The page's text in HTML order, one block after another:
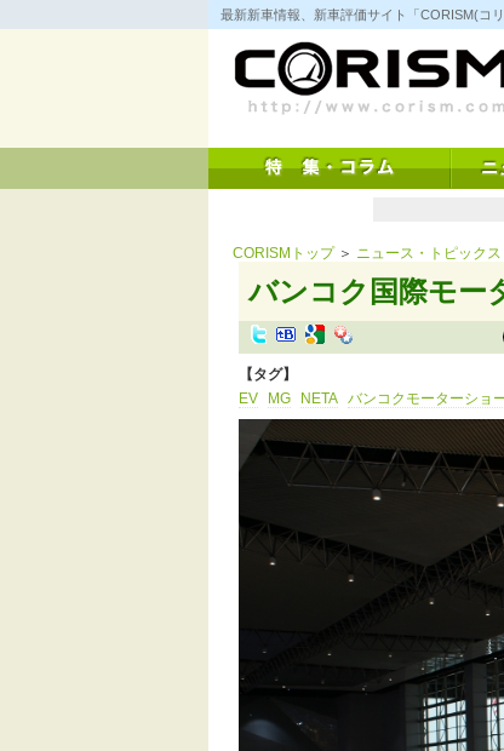
コ
ン
キ
ッ
最新新車情報、新車評価サイト「CORISM(コ
CORISMトップ＞ ニュース・トピック
バンコク国際モー
【タグ】
EV
MG NETA バンコクモーターショ